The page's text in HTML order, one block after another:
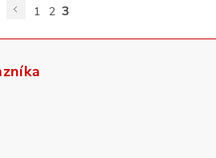
1 2 3